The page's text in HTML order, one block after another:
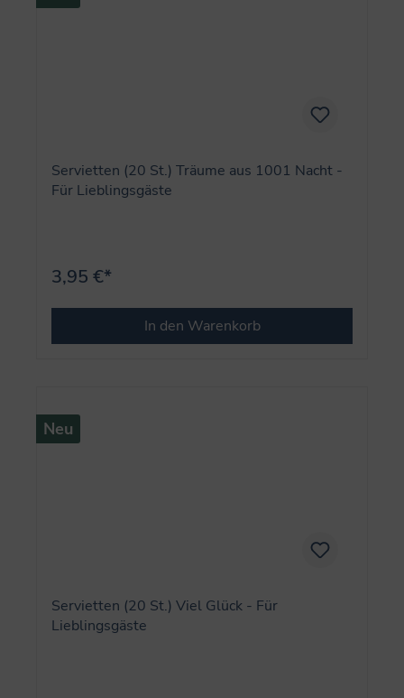
Servietten (20 St.) Träume aus 1001 Nacht -
Für Lieblingsgäste
3,95 €*
In den Warenkorb
Neu
Servietten (20 St.) Viel Glück - Für
Lieblingsgäste